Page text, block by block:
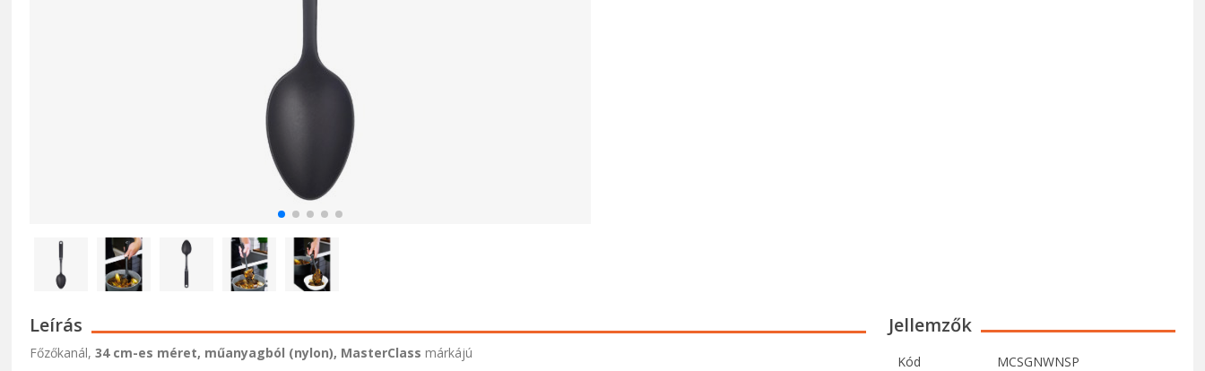
Leírás
Főzőkanál,34 cm-es méret, műanyagból (nylon), MasterClass márkájú
Jellemzők
Kód
MCSGNWNSP